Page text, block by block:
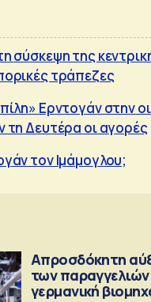
σύσκεψη της
τράπεζες
Ερντογάν στην
τη Δευτέρα οι αγορές
τον Ιμάμογλου;
Απροσδόκητη
των
γερμανική